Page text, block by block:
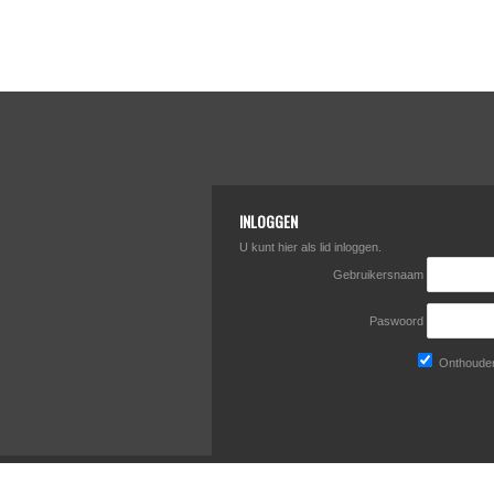
INLOGGEN
U kunt hier als lid inloggen.
Gebruikersnaam
Paswoord